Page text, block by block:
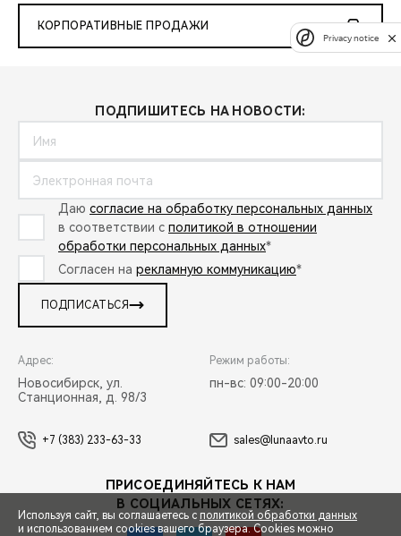
КОРПОРАТИВНЫЕ ПРОДАЖИ
ПОДПИШИТЕСЬ НА НОВОСТИ:
Даю согласие на обработку персональных данных
в соответствии с политикой в отношении
обработки персональных данных*
Согласен на рекламную коммуникацию*
ПОДПИСАТЬСЯ
Адрес:
Новосибирск, ул.
Станционная, д. 98/3
Режим работы:
пн-вс: 09:00-20:00
+7 (383) 233-63-33 sales@lunaavto.ru
ПРИСОЕДИНЯЙТЕСЬ К НАМ
В СОЦИАЛЬНЫХ СЕТЯХ:
Используя сайт, вы соглашаетесь с политикой обработки данных
и использованием cookies вашего браузера. Cookies можно
Privacy notice